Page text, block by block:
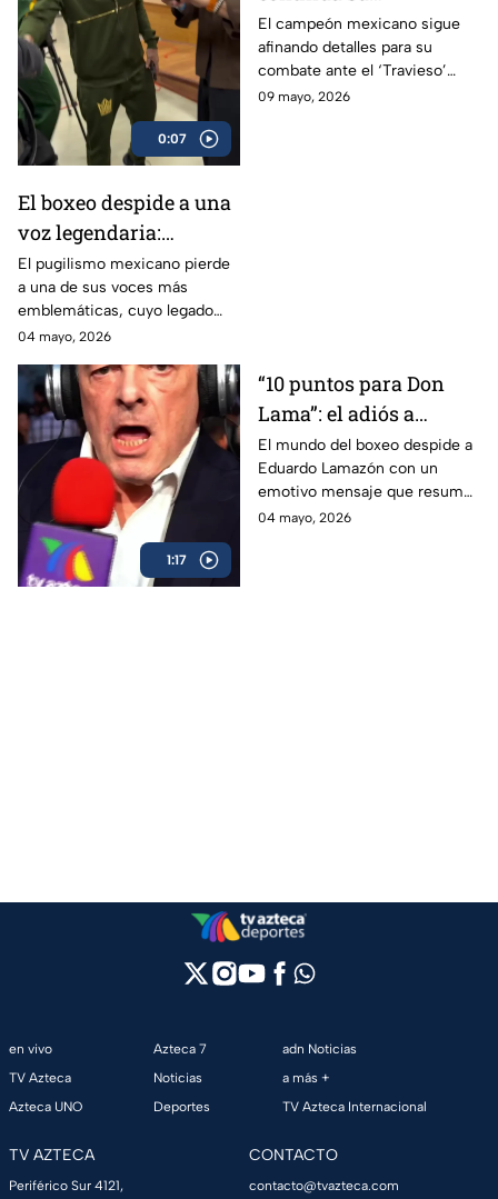
0:07
preparación para
enfrentar al ‘Travieso’
Arce
El campeón mexicano sigue
afinando detalles para su
combate ante el ‘Travieso’
Arce
09 mayo, 2026
El boxeo despide a una
voz legendaria:
Eduardo Lamazón
El pugilismo mexicano pierde
a una de sus voces más
emblemáticas, cuyo legado
marcó a generaciones.
04 mayo, 2026
1:17
“10 puntos para Don
Lama”: el adiós a
Eduardo Lamazón
El mundo del boxeo despide a
Eduardo Lamazón con un
emotivo mensaje que resume
su legado imborrable.
04 mayo, 2026
en vivo
TV Azteca
Azteca UNO
Azteca 7
Noticias
Deportes
adn Noticias
a más +
TV Azteca Internacional
TV AZTECA
Periférico Sur 4121,
CONTACTO
contacto@tvazteca.com